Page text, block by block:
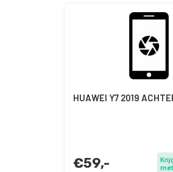
HUAWEI Y7 2019
€59,-